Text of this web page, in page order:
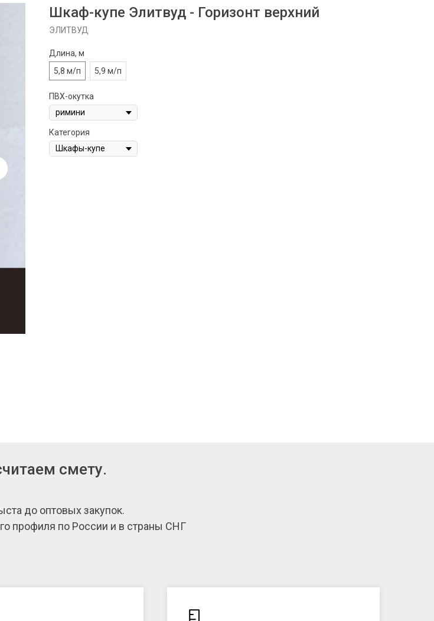
Шкаф-купе Элитвуд - Горизонт верхний
ЭЛИТВУД
Длина, м
5,8 м/п
5,9 м/п
ПВХ-окутка
Категория
смету.
до оптовых закупок.
профиля по России и в страны СНГ